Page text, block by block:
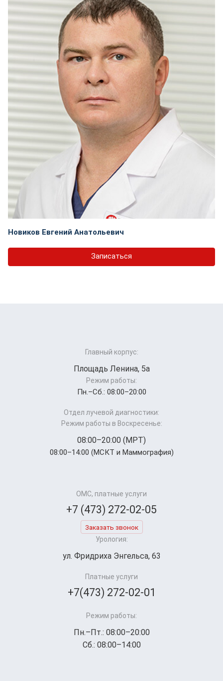
Новиков Евгений Анатольевич
Записаться
Главный корпус:
Площадь Ленина, 5а
Режим работы:
Пн.–Cб.: 08:00–20:00
Отдел лучевой диагностики:
Режим работы в Воскресенье:
08:00–20:00 (МРТ)
08:00–14:00 (МСКТ и Маммография)
ОМС, платные услуги
+7 (473) 272-02-05
Заказать звонок
Урология:
ул. Фридриха Энгельса, 63
Платные услуги
+7(473) 272-02-01
Режим работы:
Пн.–Пт.: 08:00–20:00
Сб.: 08:00–14:00